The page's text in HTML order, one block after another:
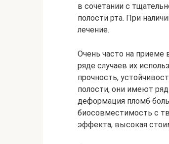
в сочетании с
полости рта. При
лечение.
Очень часто на приеме
ряде случаев их
прочность,
полости, они имеют
деформация пломб
биосовместимость с
эффекта, высокая